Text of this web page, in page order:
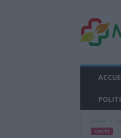
w
s
SANTÉ